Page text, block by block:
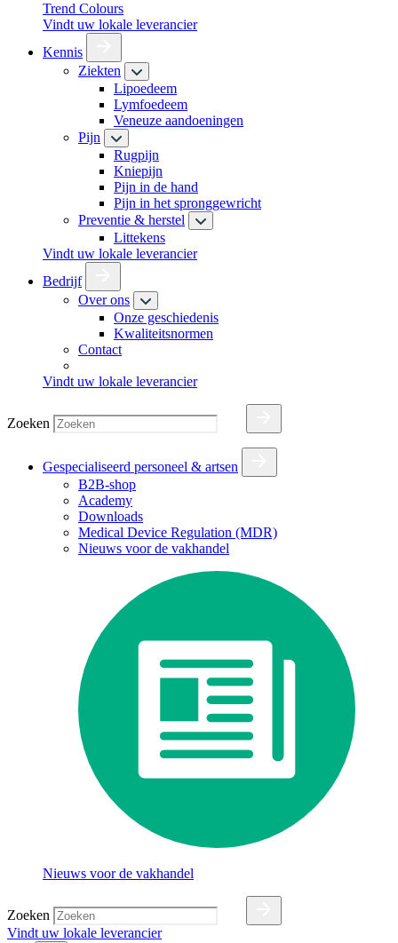
Trend Colours
Vindt uw lokale leverancier
Kennis
Ziekten
Lipoedeem
Lymfoedeem
Veneuze aandoeningen
Pijn
Rugpijn
Kniepijn
Pijn in de hand
Pijn in het spronggewricht
Preventie & herstel
Littekens
Vindt uw lokale leverancier
Bedrijf
Over ons
Onze geschiedenis
Kwaliteitsnormen
Contact
Vindt uw lokale leverancier
Zoeken
Gespecialiseerd personeel & artsen
B2B-shop
Academy
Downloads
Medical Device Regulation (MDR)
Nieuws voor de vakhandel
Nieuws voor de vakhandel
Zoeken
Vindt uw lokale leverancier